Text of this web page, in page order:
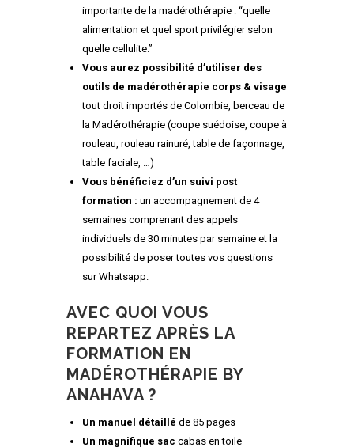
importante de la madérothérapie : “quelle
alimentation et quel sport privilégier selon
quelle cellulite.”
Vous aurez possibilité d’utiliser des
outils de madérothérapie corps & visage
tout droit importés de Colombie, berceau de
la Madérothérapie (coupe suédoise, coupe à
rouleau, rouleau rainuré, table de façonnage,
table faciale, …)
Vous bénéficiez d’un suivi post
formation : un accompagnement de 4
semaines comprenant des appels
individuels de 30 minutes par semaine et la
possibilité de poser toutes vos questions
sur Whatsapp.
AVEC QUOI VOUS
REPARTEZ APRÈS LA
FORMATION EN
MADÉROTHÉRAPIE BY
ANAHAVA ?
Un manuel détaillé de 85 pages
Un magnifique sac cabas en toile